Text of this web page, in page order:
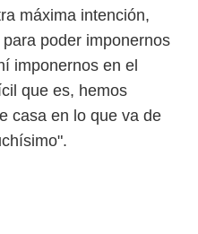
máxima intención,
poder imponernos
imponernos en el
que es, hemos
casa en lo que va de